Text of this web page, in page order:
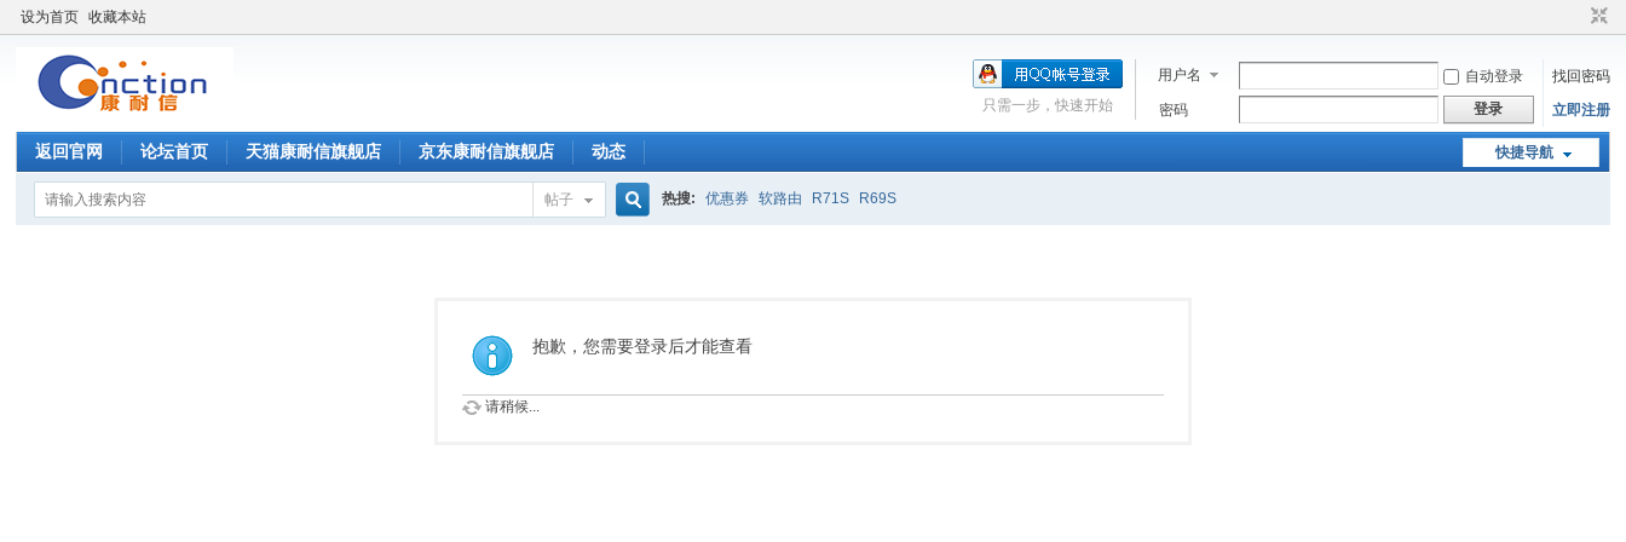
设为首页 收藏本站
用户名 自动登录
找回密码
密码
登录 立即注册
只需一步，快速开始
快捷导航
返回官网 论坛首页 天猫康耐信旗舰店 京东康耐信旗舰店 动态
帖子
索
热搜: 优惠券 软路由 R71S R69S
抱歉，您需要登录后才能查看
请稍候...